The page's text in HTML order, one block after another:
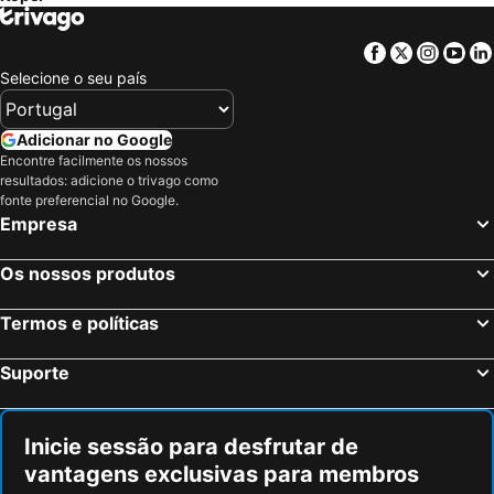
Savudrija, Istria Hotéis
Novigrad, Istria Hotéis
Tar-Vabriga, Istria Hotéis
Liubliana, Osrednjeslovenska Hotéis
Trieste, Friuli Venecia Júlia Hotéis
Poreč, Istria Hotéis
Rijeka, Primorje-Gorski kotar Hotéis
Bled, Gorenjska Hotéis
Lignano Sabbiadoro, Friuli Venecia Júlia Hotéis
Bohinj, Gorenjska Hotéis
Facebook
Twitter
Selecione o seu país
Adicionar no Google
Encontre facilmente os nossos
resultados: adicione o trivago como
fonte preferencial no Google.
Empresa
Os nossos produtos
Termos e políticas
Suporte
Inicie sessão para desfrutar de
vantagens exclusivas para membros